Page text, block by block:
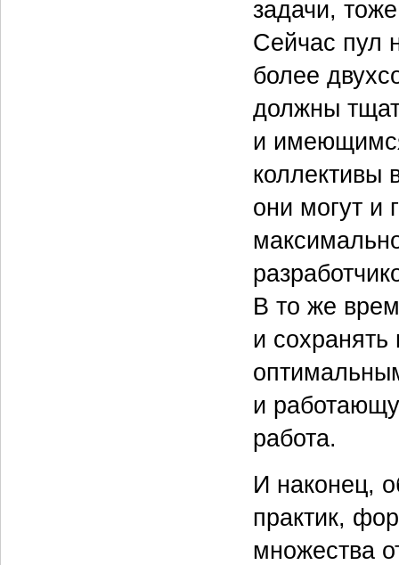
задачи,
Сейчас пул
более
должны
и
коллективы
они могут и
В то же
и
и
работа.
И наконец,
практик,
множества